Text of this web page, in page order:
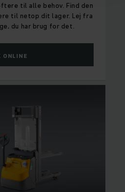
til alle behov. Find den
til netop dit lager. Lej fra
du har brug for det.
ONLINE